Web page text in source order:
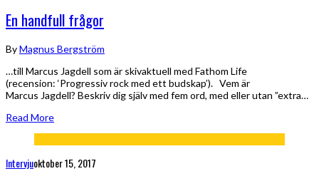
En handfull frågor
ByMagnus Bergström
…till Marcus Jagdell som är skivaktuell med Fathom Life
(recension: ‘Progressiv rock med ett budskap’). Vem är
Marcus Jagdell? Beskriv dig själv med fem ord, med eller utan ”extra…
Read More
Intervjuoktober 15, 2017